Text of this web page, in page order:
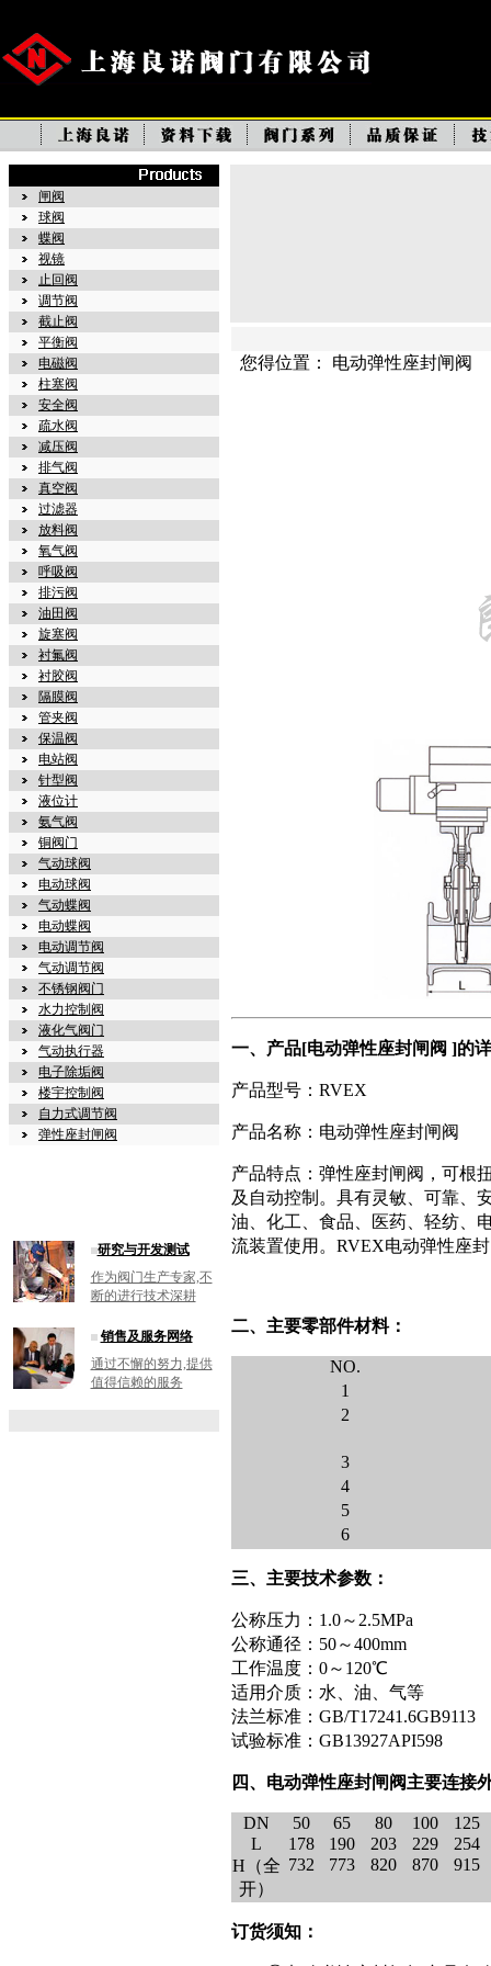
闸阀
球阀
蝶阀
视镜
止回阀
调节阀
截止阀
平衡阀
电磁阀
柱塞阀
安全阀
疏水阀
减压阀
排气阀
真空阀
过滤器
放料阀
氧气阀
呼吸阀
排污阀
油田阀
旋塞阀
衬氟阀
衬胶阀
隔膜阀
管夹阀
保温阀
电站阀
针型阀
液位计
氨气阀
铜阀门
气动球阀
电动球阀
气动蝶阀
电动蝶阀
电动调节阀
气动调节阀
不锈钢阀门
水力控制阀
液化气阀门
气动执行器
电子除垢阀
楼宇控制阀
自力式调节阀
弹性座封闸阀
研究与开发测试
作为阀门生产专家,不
断的进行技术深耕
销售及服务网络
通过不懈的努力,提供
值得信赖的服务
您得位置： 电动弹性座封闸阀
一、产品[电动弹性座封闸阀 ]的
产品型号：RVEX
产品名称：电动弹性座封闸阀
产品特点：弹性座封闸阀，可根
及自动控制。具有灵敏、可靠、
油、化工、食品、医药、轻纺、
流装置使用。RVEX电动弹性座
二、主要零部件材料：
NO.
1
2
3
4
5
6
三、主要技术参数：
公称压力：1.0～2.5MPa
公称通径：50～400mm
工作温度：0～120℃
适用介质：水、油、气等
法兰标准：GB/T17241.6GB9113
试验标准：GB13927API598
四、电动弹性座封闸阀主要连接
DN 50 65 80 100
125
L
178 190 203 229
254
H（全
开）
732 773 820 870 915
订货须知：